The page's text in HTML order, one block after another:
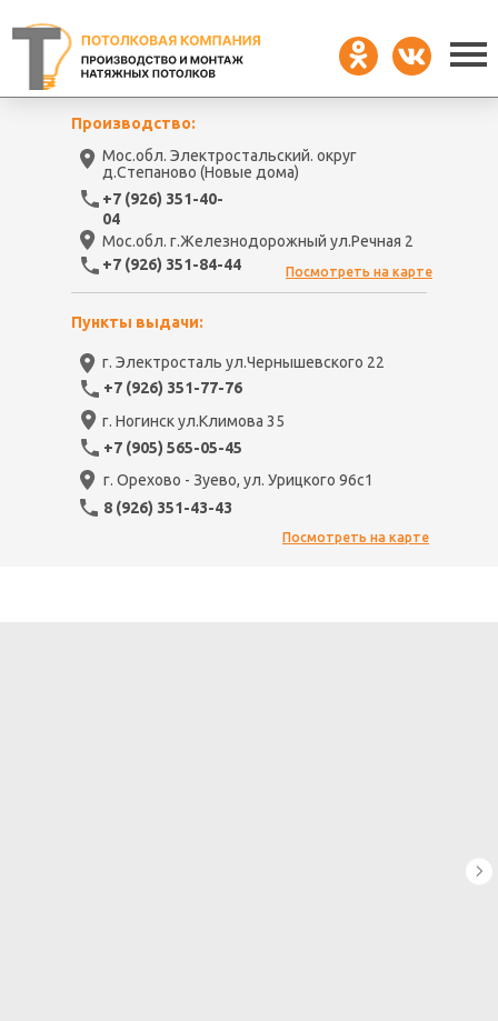
г. Ногинск ул.Климова 35
+7 (905) 565-05-45
г. Орехово - Зуево, ул. Урицкого 96с1
8 (926) 351-43-43
Мос.обл. Электростальский. округ
д.Степаново (Новые дома)
г. Электросталь ул.Чернышевского 22
Мос.обл. г.Железнодорожный ул.Речная 2
Производство:
Пункты выдачи:
+7 (926) 351-40-
04
+7 (926) 351-84-44
+7 (926) 351-77-76
Посмотреть на карте
Посмотреть на карте